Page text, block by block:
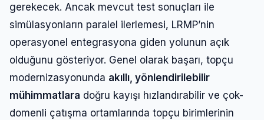
gerekecek. Ancak mevcut test sonuçları ile
simülasyonların paralel ilerlemesi, LRMP’nin
operasyonel entegrasyona giden yolunun açık
olduğunu gösteriyor. Genel olarak başarı, topçu
modernizasyonunda akıllı, yönlendirilebilir
mühimmatlara doğru kayışı hızlandırabilir ve çok-
domenli çatışma ortamlarında topçu birimlerinin